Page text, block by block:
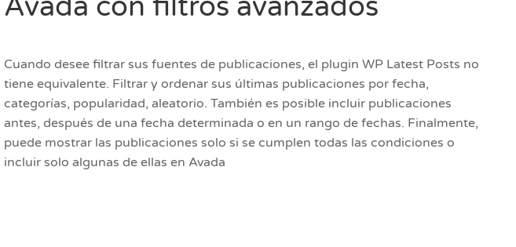
Avada con filtros avanzados
Cuando desee filtrar sus fuentes de publicaciones, el plugin WP Latest Posts no
tiene equivalente. Filtrar y ordenar sus últimas publicaciones por fecha,
categorías, popularidad, aleatorio. También es posible incluir publicaciones
antes, después de una fecha determinada o en un rango de fechas. Finalmente,
puede mostrar las publicaciones solo si se cumplen todas las condiciones o
incluir solo algunas de ellas en Avada